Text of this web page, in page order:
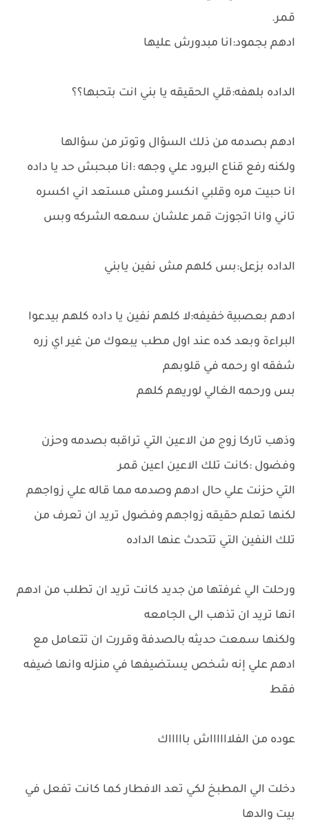
قمر.
ادهم بجمود:انا مبدورش عليها
الداده بلهفه:قلي الحقيقه يا بني انت بتحبها؟؟
ادهم بصدمه من ذلك السؤال وتوتر من سؤالها
ولكنه رفع قناع البرود علي وجهه :انا مبحبش حد يا داده
انا حبيت مره وقلبي انكسر ومش مستعد اني اكسره
تاني وانا اتجوزت قمر علشان سمعه الشركه وبس
الداده بزعل:بس كلهم مش نفين يابني
ادهم بعصبية خفيفه:لا كلهم نفين يا داده كلهم بيدعوا
البراءة وبعد كده عند اول مطب يبعوك من غير اي زره
شفقه او رحمه في قلوبهم
بس ورحمه الغالي لوريهم كلهم
وذهب تاركا زوج من الاعين التي تراقبه بصدمه وحزن
وفضول :كانت تلك الاعين اعين قمر
التي حزنت علي حال ادهم وصدمه مما قاله علي زواجهم
لكنها تعلم حقيقه زواجهم وفضول تريد ان تعرف من
تلك النفين التي تتحدث عنها الداده
ورحلت الي غرفتها من جديد كانت تريد ان تطلب من ادهم
انها تريد ان تذهب الى الجامعه
ولكنها سمعت حديثه بالصدفة وقررت ان تتعامل مع
ادهم علي إنه شخص يستضيفها في منزله وانها ضيفه
فقط
عوده من الفلااااااش باااااك
دخلت الي المطبخ لكي تعد الافطار كما كانت تفعل في
بيت والدها